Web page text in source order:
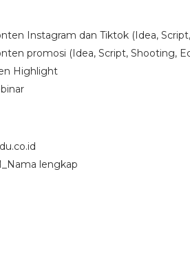
Instagram dan Tiktok (Idea,
promosi (Idea, Script, Shooting,
Highlight
lengkap